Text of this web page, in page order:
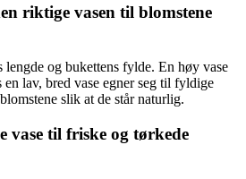
riktige vasen til blomstene
lengde og bukettens fylde. En høy vase
en lav, bred vase egner seg til fyldige
slik at de står naturlig.
vase til friske og tørkede